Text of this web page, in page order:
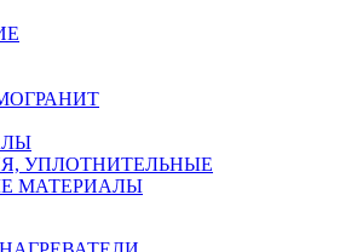
УПЛОТНИТЕЛЬНЫЕ
МАТЕРИАЛЫ